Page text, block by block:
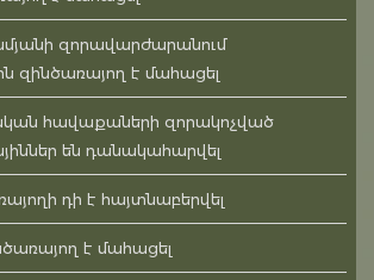
զորավարժարանում
զինծառայող է մահացել
հավաքաների զորակոչված
են դանակահարվել
դի է հայտնաբերվել
է մահացել